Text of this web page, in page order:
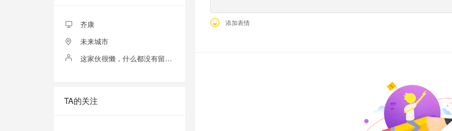
齐康
未来城市
这家伙很懒，什么都没有留下！
TA的关注
添加表情